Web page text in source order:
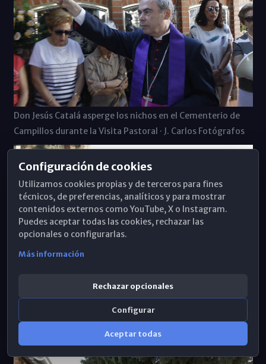
Don Jesús Catalá asperge los nichos en el Cementerio de
Campillos durante la Visita Pastoral · J. Carlos Fotógrafos
Visita al Cementerio de Campillos durante la Visita
Pastoral · J. Carlos Fotógrafos
Configuración de cookies
Utilizamos cookies propias y de terceros para fines
técnicos, de preferencias, analíticos y para mostrar
contenidos externos como YouTube, X o Instagram.
Puedes aceptar todas las cookies, rechazar las
opcionales o configurarlas.
Más información
Rechazar opcionales
Configurar
Aceptar todas